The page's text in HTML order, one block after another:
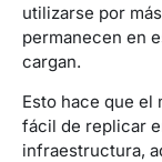
utilizarse por
permanecen en
cargan.
Esto hace que el
fácil de replicar
infraestructura,